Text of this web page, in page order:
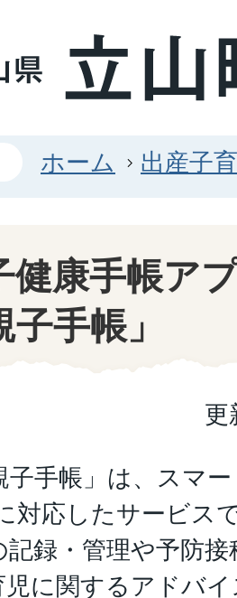
ホーム 出産子
健康手帳ア
子手帳」
更
子手帳」は、スマ
対応したサービス
録・管理や予防
に関するアドバ